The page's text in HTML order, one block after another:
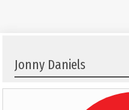
Jonny Daniels